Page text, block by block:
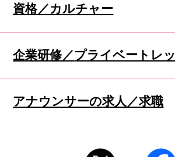
資格／カルチャー
企業研修／プライベートレ
アナウンサーの求人／求職